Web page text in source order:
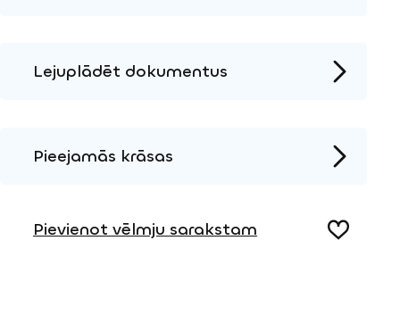
Lejuplādēt dokumentus
2D DWG – Sānu skats
3D DWG
Pieejamās krāsas
Pievienot vēlmju sarakstam